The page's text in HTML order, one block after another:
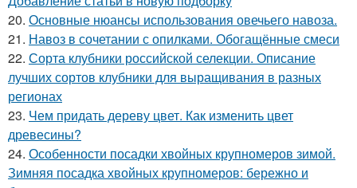
20. Основные нюансы использования овечьего навоза.
21. Навоз в сочетании с опилками. Обогащённые смеси
22. Сорта клубники российской селекции. Описание
лучших сортов клубники для выращивания в разных
регионах
23. Чем придать дереву цвет. Как изменить цвет
древесины?
24. Особенности посадки хвойных крупномеров зимой.
Зимняя посадка хвойных крупномеров: бережно и